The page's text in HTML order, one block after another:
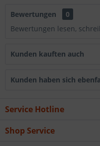
Bewertungen
0
Bewertungen lesen,
Kunden kauften auch
Kunden haben sich
Service Hotline
Shop Service